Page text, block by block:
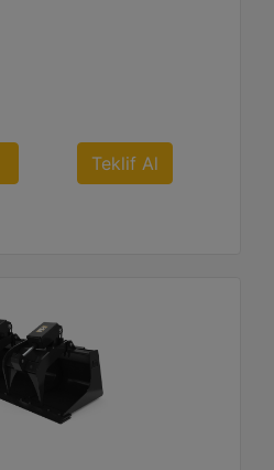
Teklif Al